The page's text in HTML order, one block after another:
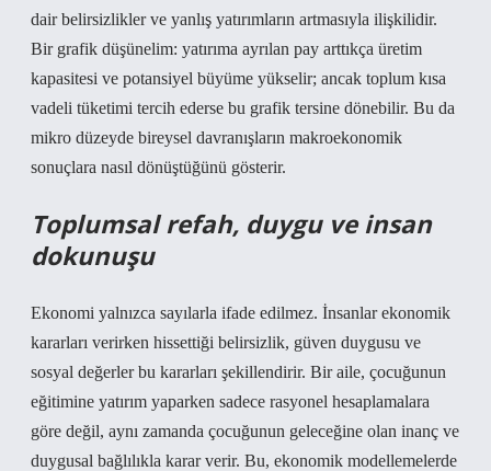
dair belirsizlikler ve yanlış yatırımların artmasıyla ilişkilidir.
Bir grafik düşünelim: yatırıma ayrılan pay arttıkça üretim
kapasitesi ve potansiyel büyüme yükselir; ancak toplum kısa
vadeli tüketimi tercih ederse bu grafik tersine dönebilir. Bu da
mikro düzeyde bireysel davranışların makroekonomik
sonuçlara nasıl dönüştüğünü gösterir.
Toplumsal refah, duygu ve insan
dokunuşu
Ekonomi yalnızca sayılarla ifade edilmez. İnsanlar ekonomik
kararları verirken hissettiği belirsizlik, güven duygusu ve
sosyal değerler bu kararları şekillendirir. Bir aile, çocuğunun
eğitimine yatırım yaparken sadece rasyonel hesaplamalara
göre değil, aynı zamanda çocuğunun geleceğine olan inanç ve
duygusal bağlılıkla karar verir. Bu, ekonomik modellemelerde